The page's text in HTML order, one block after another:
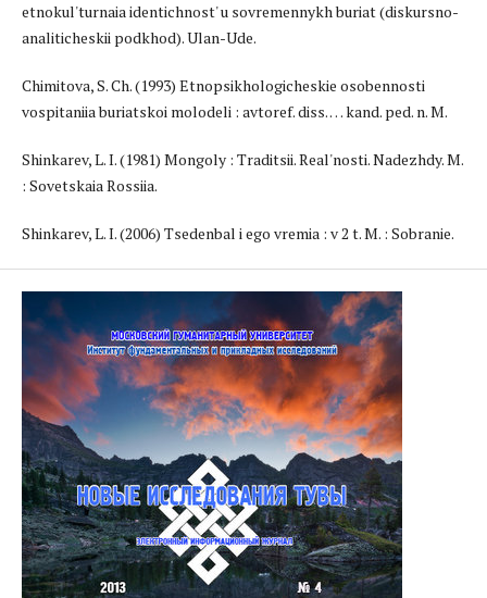
etnokul'turnaia identichnost' u sovremennykh buriat (diskursno-
analiticheskii podkhod). Ulan-Ude.
Chimitova, S. Ch. (1993) Etnopsikhologicheskie osobennosti
vospitaniia buriatskoi molodeli : avtoref. diss. … kand. ped. n. M.
Shinkarev, L. I. (1981) Mongoly : Traditsii. Real'nosti. Nadezhdy. M.
: Sovetskaia Rossiia.
Shinkarev, L. I. (2006) Tsedenbal i ego vremia : v 2 t. M. : Sobranie.